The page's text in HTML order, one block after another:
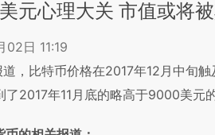
元心理大关 市值或将
02日 11:19
，比特币价格在2017年12月中旬
了2017年11月底的略高于9000美元